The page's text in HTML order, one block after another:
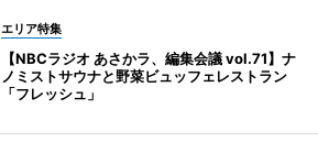
エリア特集
【NBCラジオ あさかラ、編集会議 vol.71】ナ
ノミストサウナと野菜ビュッフェレストラン
「フレッシュ」